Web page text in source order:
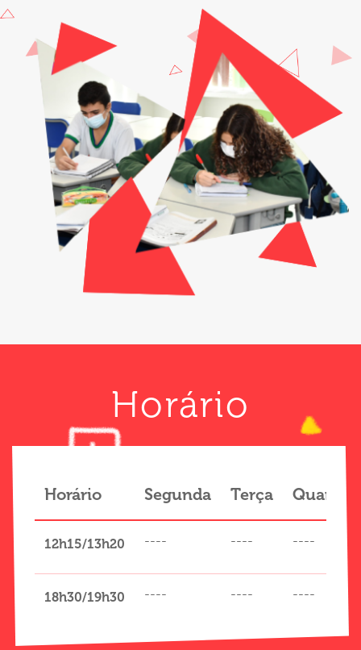
Horário
Horário Segunda Terça Quarta
12h15/13h20 ---- ---- ----
18h30/19h30 ---- ---- ----